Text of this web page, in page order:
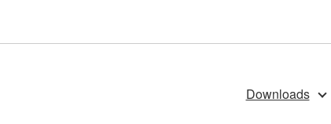
Downloads